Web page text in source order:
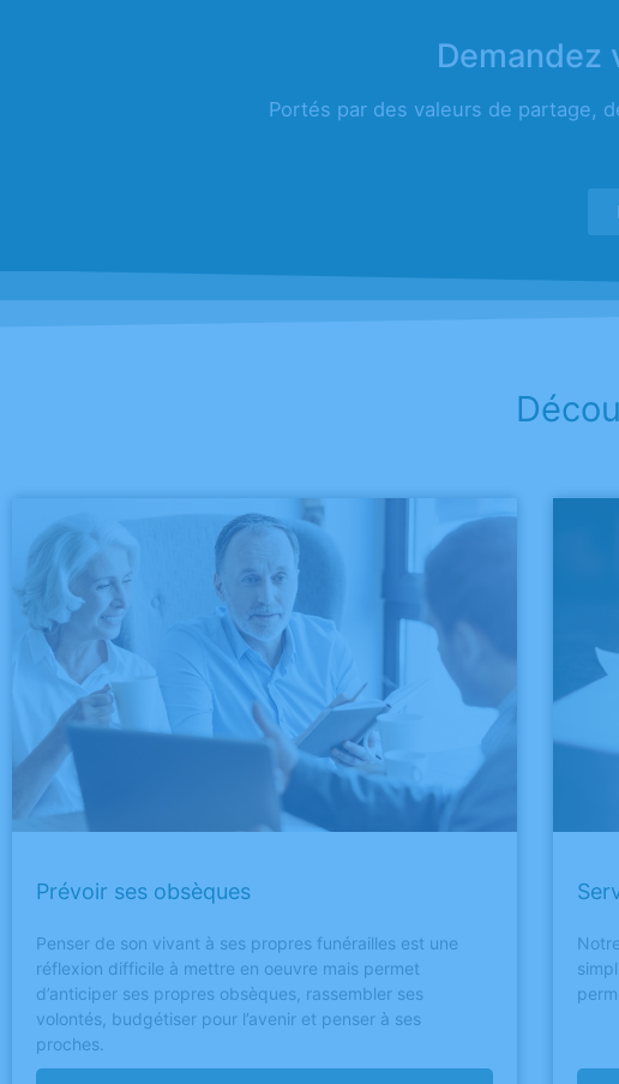
Demandez
Portés par des valeurs de partage,
Prévoir ses obsèques
Penser de son vivant à ses propres funérailles est une
réflexion difficile à mettre en oeuvre mais permet
d’anticiper ses propres obsèques, rassembler ses
volontés, budgétiser pour l’avenir et penser à ses
proches.